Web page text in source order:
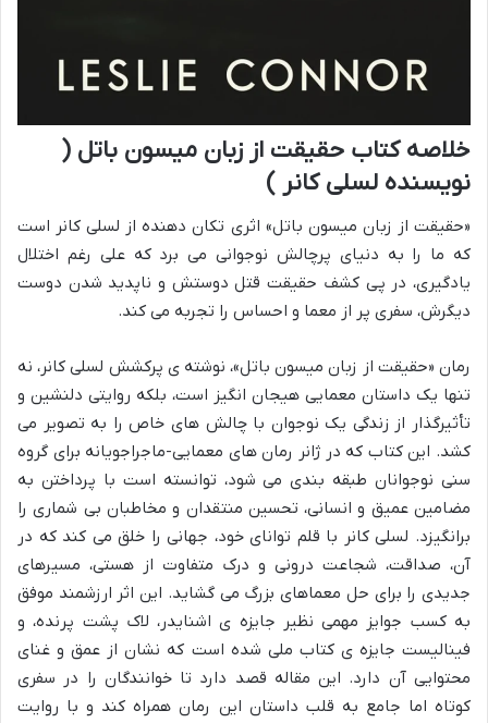
خلاصه کتاب حقیقت از زبان میسون باتل (
نویسنده لسلی کانر )
«حقیقت از زبان میسون باتل» اثری تکان دهنده از لسلی کانر است
که ما را به دنیای پرچالش نوجوانی می برد که علی رغم اختلال
یادگیری، در پی کشف حقیقت قتل دوستش و ناپدید شدن دوست
دیگرش، سفری پر از معما و احساس را تجربه می کند.
رمان «حقیقت از زبان میسون باتل»، نوشته ی پرکشش لسلی کانر، نه
تنها یک داستان معمایی هیجان انگیز است، بلکه روایتی دلنشین و
تأثیرگذار از زندگی یک نوجوان با چالش های خاص را به تصویر می
کشد. این کتاب که در ژانر رمان های معمایی-ماجراجویانه برای گروه
سنی نوجوانان طبقه بندی می شود، توانسته است با پرداختن به
مضامین عمیق و انسانی، تحسین منتقدان و مخاطبان بی شماری را
برانگیزد. لسلی کانر با قلم توانای خود، جهانی را خلق می کند که در
آن، صداقت، شجاعت درونی و درک متفاوت از هستی، مسیرهای
جدیدی را برای حل معماهای بزرگ می گشاید. این اثر ارزشمند موفق
به کسب جوایز مهمی نظیر جایزه ی اشنایدر، لاک پشت پرنده، و
فینالیست جایزه ی کتاب ملی شده است که نشان از عمق و غنای
محتوایی آن دارد. این مقاله قصد دارد تا خوانندگان را در سفری
کوتاه اما جامع به قلب داستان این رمان همراه کند و با روایت